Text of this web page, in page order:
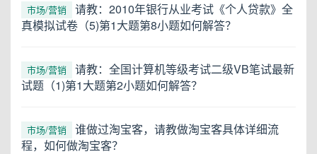
市场/营销
请教：2010年银行从业考试《个人贷款》全
真模拟试卷（5)第1大题第8小题如何解答？
市场/营销
请教：全国计算机等级考试二级VB笔试最新
试题（1)第1大题第2小题如何解答？
市场/营销
谁做过淘宝客，请教做淘宝客具体详细流
程，如何做淘宝客？